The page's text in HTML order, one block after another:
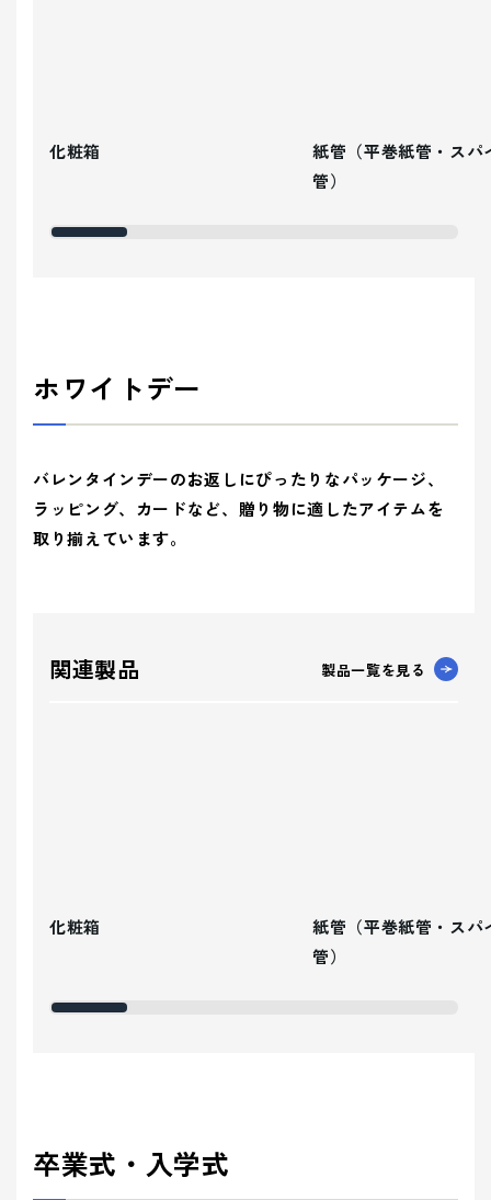
化粧箱
紙管（平巻紙管・スパ
管）
ホワイトデー
バレンタインデーのお返しにぴったりなパッケージ、
ラッピング、カードなど、贈り物に適したアイテムを
取り揃えています。
関連製品 製品一覧を見る
化粧箱
紙管（平巻紙管・スパ
管）
卒業式・入学式